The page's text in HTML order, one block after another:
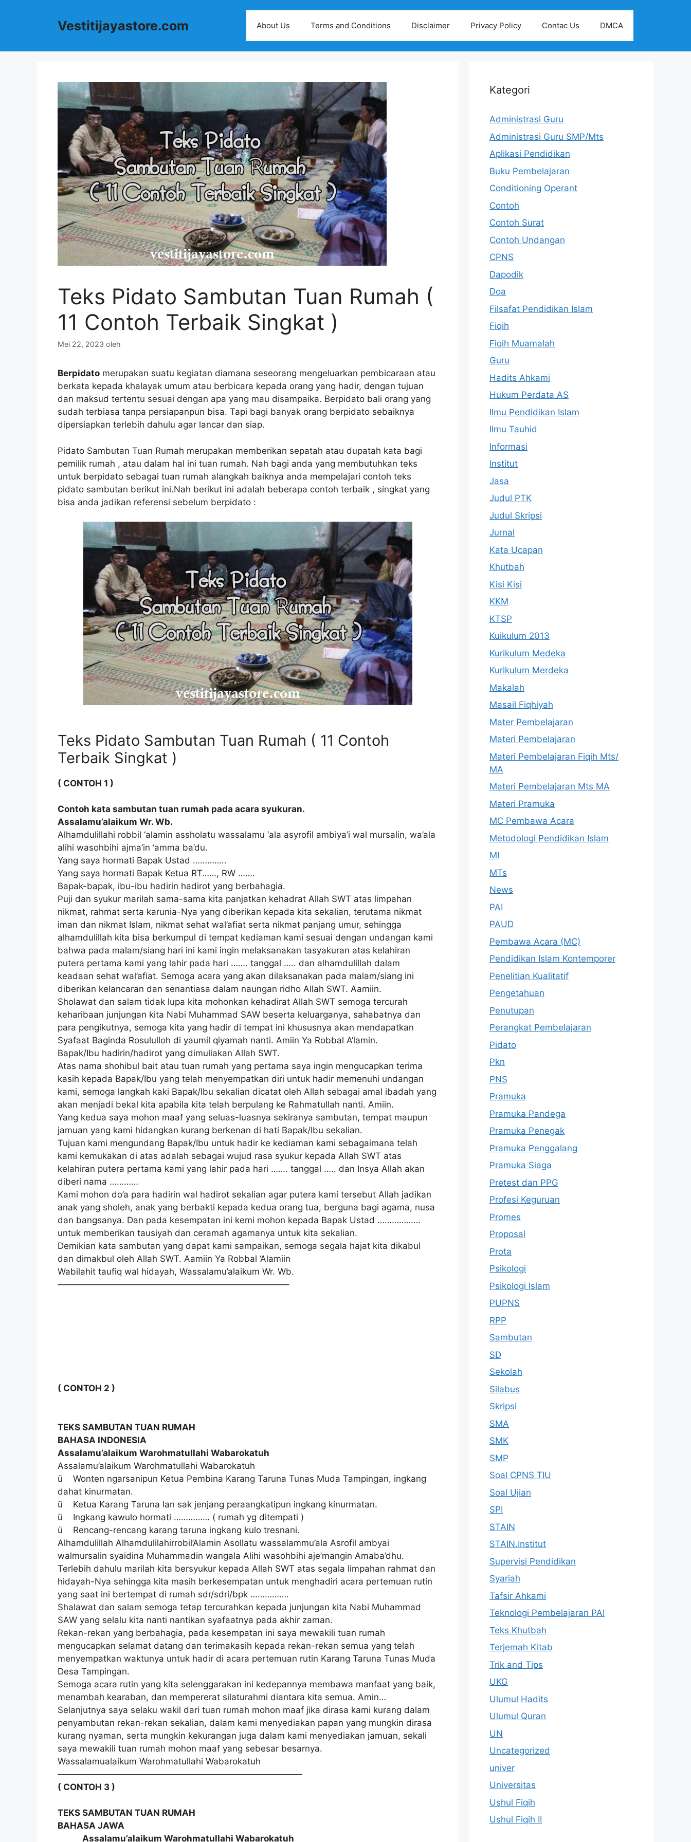
Vestitijayastore.com About Us Terms and Conditions Disclaimer Privacy Policy Contac Us DMCA
Teks Pidato Sambutan Tuan Rumah (
11 Contoh Terbaik Singkat )
Mei 22, 2023 oleh
Berpidato merupakan suatu kegiatan diamana seseorang mengeluarkan pembicaraan atau
berkata kepada khalayak umum atau berbicara kepada orang yang hadir, dengan tujuan
dan maksud tertentu sesuai dengan apa yang mau disampaika. Berpidato bali orang yang
sudah terbiasa tanpa persiapanpun bisa. Tapi bagi banyak orang berpidato sebaiknya
dipersiapkan terlebih dahulu agar lancar dan siap.
Pidato Sambutan Tuan Rumah merupakan memberikan sepatah atau dupatah kata bagi
pemilik rumah , atau dalam hal ini tuan rumah. Nah bagi anda yang membutuhkan teks
untuk berpidato sebagai tuan rumah alangkah baiknya anda mempelajari contoh teks
pidato sambutan berikut ini.Nah berikut ini adalah beberapa contoh terbaik , singkat yang
bisa anda jadikan referensi sebelum berpidato :
Teks Pidato Sambutan Tuan Rumah ( 11 Contoh
Terbaik Singkat )
( CONTOH 1 )
Contoh kata sambutan tuan rumah pada acara syukuran.
Assalamu’alaikum Wr. Wb.
Alhamdulillahi robbil ‘alamin assholatu wassalamu ‘ala asyrofil ambiya’i wal mursalin, wa’ala
alihi wasohbihi ajma’in ‘amma ba’du.
Yang saya hormati Bapak Ustad …………..
Yang saya hormati Bapak Ketua RT……, RW …….
Bapak-bapak, ibu-ibu hadirin hadirot yang berbahagia.
Puji dan syukur marilah sama-sama kita panjatkan kehadrat Allah SWT atas limpahan
nikmat, rahmat serta karunia-Nya yang diberikan kepada kita sekalian, terutama nikmat
iman dan nikmat Islam, nikmat sehat wal’afiat serta nikmat panjang umur, sehingga
alhamdulillah kita bisa berkumpul di tempat kediaman kami sesuai dengan undangan kami
bahwa pada malam/siang hari ini kami ingin melaksanakan tasyakuran atas kelahiran
putera pertama kami yang lahir pada hari ……. tanggal ….. dan alhamdulillah dalam
keadaan sehat wal’afiat. Semoga acara yang akan dilaksanakan pada malam/siang ini
diberikan kelancaran dan senantiasa dalam naungan ridho Allah SWT. Aamiin.
Sholawat dan salam tidak lupa kita mohonkan kehadirat Allah SWT semoga tercurah
keharibaan junjungan kita Nabi Muhammad SAW beserta keluarganya, sahabatnya dan
para pengikutnya, semoga kita yang hadir di tempat ini khususnya akan mendapatkan
Syafaat Baginda Rosululloh di yaumil qiyamah nanti. Amiin Ya Robbal A’lamin.
Bapak/Ibu hadirin/hadirot yang dimuliakan Allah SWT.
Atas nama shohibul bait atau tuan rumah yang pertama saya ingin mengucapkan terima
kasih kepada Bapak/Ibu yang telah menyempatkan diri untuk hadir memenuhi undangan
kami, semoga langkah kaki Bapak/Ibu sekalian dicatat oleh Allah sebagai amal ibadah yang
akan menjadi bekal kita apabila kita telah berpulang ke Rahmatullah nanti. Amiin.
Yang kedua saya mohon maaf yang seluas-luasnya sekiranya sambutan, tempat maupun
jamuan yang kami hidangkan kurang berkenan di hati Bapak/Ibu sekalian.
Tujuan kami mengundang Bapak/Ibu untuk hadir ke kediaman kami sebagaimana telah
kami kemukakan di atas adalah sebagai wujud rasa syukur kepada Allah SWT atas
kelahiran putera pertama kami yang lahir pada hari ……. tanggal ….. dan Insya Allah akan
diberi nama …………
Kami mohon do’a para hadirin wal hadirot sekalian agar putera kami tersebut Allah jadikan
anak yang sholeh, anak yang berbakti kepada kedua orang tua, berguna bagi agama, nusa
dan bangsanya. Dan pada kesempatan ini kemi mohon kepada Bapak Ustad ………………
untuk memberikan tausiyah dan ceramah agamanya untuk kita sekalian.
Demikian kata sambutan yang dapat kami sampaikan, semoga segala hajat kita dikabul
dan dimakbul oleh Allah SWT. Aamiin Ya Robbal ‘Alamiin
Wabilahit taufiq wal hidayah, Wassalamu’alaikum Wr. Wb.
——————————————————————————–
( CONTOH 2 )
TEKS SAMBUTAN TUAN RUMAH
BAHASA INDONESIA
Assalamu’alaikum Warohmatullahi Wabarokatuh
Assalamu’alaikum Warohmatullahi Wabarokatuh
ü Wonten ngarsanipun Ketua Pembina Karang Taruna Tunas Muda Tampingan, ingkang
dahat kinurmatan.
ü Ketua Karang Taruna lan sak jenjang peraangkatipun ingkang kinurmatan.
ü Ingkang kawulo hormati …………… ( rumah yg ditempati )
ü Rencang-rencang karang taruna ingkang kulo tresnani.
Alhamdulillah Alhamdulilahirrobil’Alamin Asollatu wassalammu’ala Asrofil ambyai
walmursalin syaidina Muhammadin wangala Alihi wasohbihi aje’mangin Amaba’dhu.
Terlebih dahulu marilah kita bersyukur kepada Allah SWT atas segala limpahan rahmat dan
hidayah-Nya sehingga kita masih berkesempatan untuk menghadiri acara pertemuan rutin
yang saat ini bertempat di rumah sdr/sdri/bpk …………….
Shalawat dan salam semoga tetap tercurahkan kepada junjungan kita Nabi Muhammad
SAW yang selalu kita nanti nantikan syafaatnya pada akhir zaman.
Rekan-rekan yang berbahagia, pada kesempatan ini saya mewakili tuan rumah
mengucapkan selamat datang dan terimakasih kepada rekan-rekan semua yang telah
menyempatkan waktunya untuk hadir di acara pertemuan rutin Karang Taruna Tunas Muda
Desa Tampingan.
Semoga acara rutin yang kita selenggarakan ini kedepannya membawa manfaat yang baik,
menambah kearaban, dan mempererat silaturahmi diantara kita semua. Amin…
Selanjutnya saya selaku wakil dari tuan rumah mohon maaf jika dirasa kami kurang dalam
penyambutan rekan-rekan sekalian, dalam kami menyediakan papan yang mungkin dirasa
kurang nyaman, serta mungkin kekurangan juga dalam kami menyediakan jamuan, sekali
saya mewakili tuan rumah mohon maaf yang sebesar besarnya.
Wassalamualaikum Warohmatullahi Wabarokatuh
————————————————————————————
( CONTOH 3 )
TEKS SAMBUTAN TUAN RUMAH
BAHASA JAWA
Assalamu’alaikum Warohmatullahi Wabarokatuh
Kategori
Administrasi Guru
Administrasi Guru SMP/Mts
Aplikasi Pendidikan
Buku Pembelajaran
Conditioning Operant
Contoh
Contoh Surat
Contoh Undangan
CPNS
Dapodik
Doa
Filsafat Pendidikan Islam
Fiqih
Fiqih Muamalah
Guru
Hadits Ahkami
Hukum Perdata AS
Ilmu Pendidikan Islam
Ilmu Tauhid
Informasi
Institut
Jasa
Judul PTK
Judul Skripsi
Jurnal
Kata Ucapan
Khutbah
Kisi Kisi
KKM
KTSP
Kuikulum 2013
Kurikulum Medeka
Kurikulum Merdeka
Makalah
Masail Fiqhiyah
Mater Pembelajaran
Materi Pembelajaran
Materi Pembelajaran Fiqih Mts/
MA
Materi Pembelajaran Mts MA
Materi Pramuka
MC Pembawa Acara
Metodologi Pendidikan Islam
MI
MTs
News
PAI
PAUD
Pembawa Acara (MC)
Pendidikan Islam Kontemporer
Penelitian Kualitatif
Pengetahuan
Penutupan
Perangkat Pembelajaran
Pidato
Pkn
PNS
Pramuka
Pramuka Pandega
Pramuka Penegak
Pramuka Penggalang
Pramuka Siaga
Pretest dan PPG
Profesi Keguruan
Promes
Proposal
Prota
Psikologi
Psikologi Islam
PUPNS
RPP
Sambutan
SD
Sekolah
Silabus
Skripsi
SMA
SMK
SMP
Soal CPNS TIU
Soal Ujian
SPI
STAIN
STAIN.Institut
Supervisi Pendidikan
Syariah
Tafsir Ahkami
Teknologi Pembelajaran PAI
Teks Khutbah
Terjemah Kitab
Trik and Tips
UKG
Ulumul Hadits
Ulumul Quran
UN
Uncategorized
univer
Universitas
Ushul Fiqih
Ushul Fiqih II